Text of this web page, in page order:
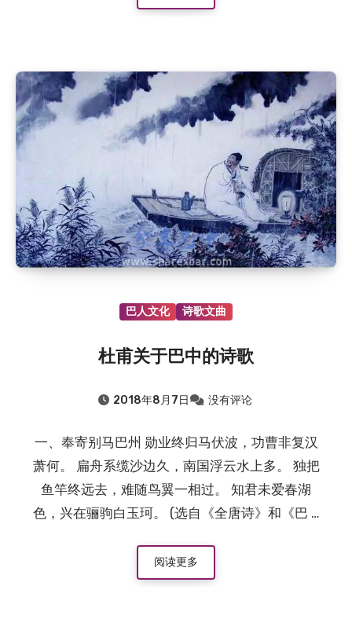
巴人文化 诗歌文曲
杜甫关于巴中的诗歌
2018年8月7日 没有评论
一、奉寄别马巴州 勋业终归马伏波，功曹非复汉
萧何。 扁舟系缆沙边久，南国浮云水上多。 独把
鱼竿终远去，难随鸟翼一相过。 知君未爱春湖
色，兴在骊驹白玉珂。 (选自《全唐诗》和《巴 …
阅读更多